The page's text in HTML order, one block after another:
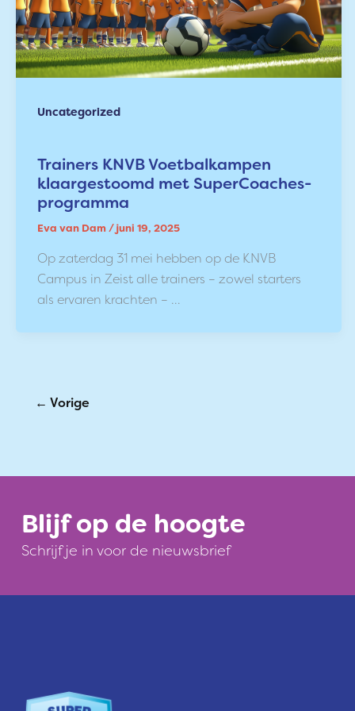
Uncategorized
Trainers KNVB Voetbalkampen
klaargestoomd met SuperCoaches-
programma
Eva van Dam/juni 19, 2025
Op zaterdag 31 mei hebben op de KNVB
Campus in Zeist alle trainers – zowel starters
als ervaren krachten – …
← Vorige
Blijf op de hoogte
Schrijf je in voor de nieuwsbrief